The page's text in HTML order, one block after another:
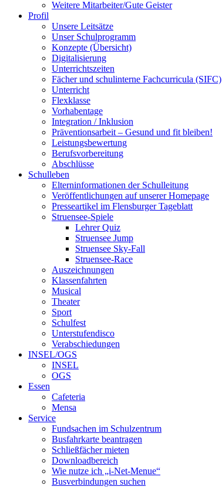
Weitere Mitarbeiter/Gute Geister
Profil
Unsere Leitsätze
Unser Schulprogramm
Konzepte (Übersicht)
Digitalisierung
Unterrichtszeiten
Fächer und schulinterne Fachcurricula (SIFC)
Unterricht
Flexklasse
Vorhabentage
Integration / Inklusion
Präventionsarbeit – Gesund und fit bleiben!
Leistungsbewertung
Berufsvorbereitung
Abschlüsse
Schulleben
Elterninformationen der Schulleitung
Veröffentlichungen auf unserer Homepage
Presseartikel im Flensburger Tageblatt
Struensee-Spiele
Lehrer Quiz
Struensee Jump
Struensee Sky-Fall
Struensee-Race
Auszeichnungen
Klassenfahrten
Musical
Theater
Sport
Schulfest
Unterstufendisco
Verabschiedungen
INSEL/OGS
INSEL
OGS
Essen
Cafeteria
Mensa
Service
Fundsachen im Schulzentrum
Busfahrkarte beantragen
Schließfächer mieten
Downloadbereich
Wie nutze ich „i-Net-Menue“
Busverbindungen suchen